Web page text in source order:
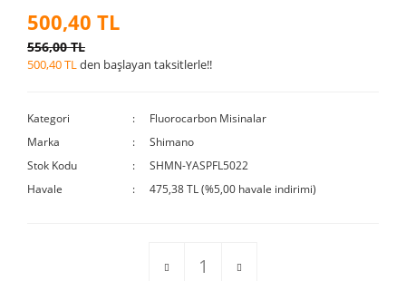
500,40 TL
556,00 TL
500,40 TLden başlayan taksitlerle!!
Kategori
Fluorocarbon Misinalar
Marka
Shimano
Stok Kodu
SHMN-YASPFL5022
Havale
475,38 TL (%5,00 havale indirimi)